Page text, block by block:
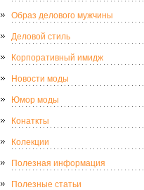
Образ делового мужчины
Деловой стиль
Корпоративный имидж
Новости моды
Юмор моды
Конаткты
Колекции
Полезная информация
Полезные статьи